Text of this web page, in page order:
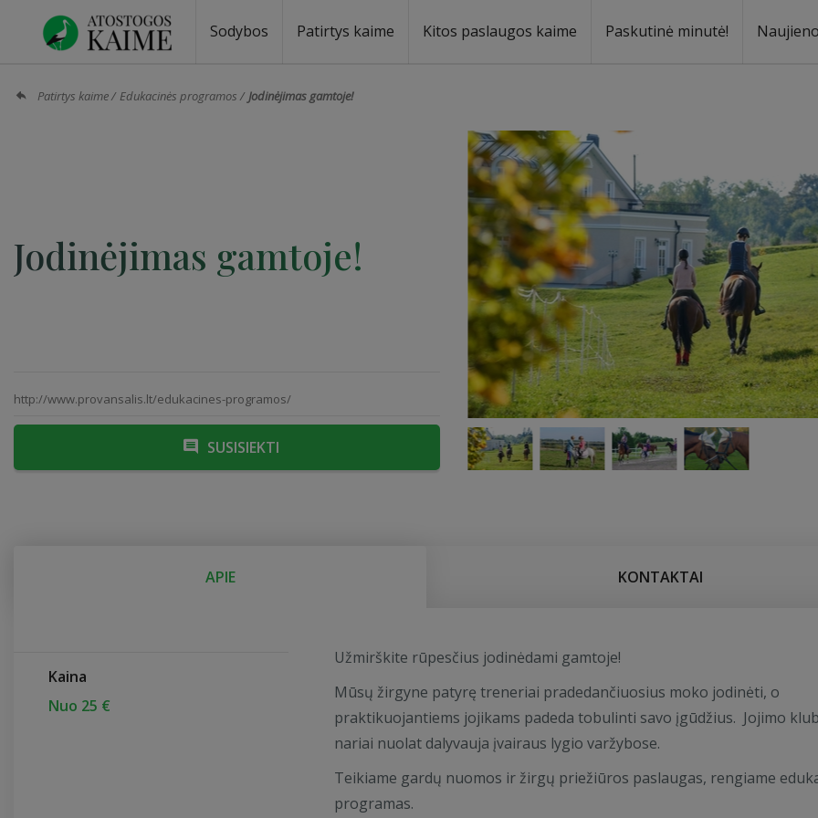
Sodybos Patirtys kaime Kitos paslaugos kaime Paskutinė minutė!
Patirtys kaime Edukacinės programos Jodinėjimas gamtoje!
Jodinėjimas gamtoje!
http://www.provansalis.lt/edukacines-programos/
SUSISIEKTI
APIE KONTAKTAI
Kaina
Nuo 25 €
Užmirškite rūpesčius jodinėdami gamtoje!
Mūsų žirgyne patyrę treneriai pradedančiuosius moko jodinėti, o
praktikuojantiems jojikams padeda tobulinti savo įgūdžius. Jojimo
nariai nuolat dalyvauja įvairaus lygio varžybose.
Teikiame gardų nuomos ir žirgų priežiūros paslaugas, rengiame
programas.